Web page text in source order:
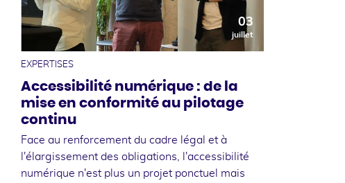
03
juillet
EXPERTISES
Accessibilité numérique : de la
mise en conformité au pilotage
continu
Face au renforcement du cadre légal et à
l'élargissement des obligations, l'accessibilité
numérique n'est plus un projet ponctuel mais